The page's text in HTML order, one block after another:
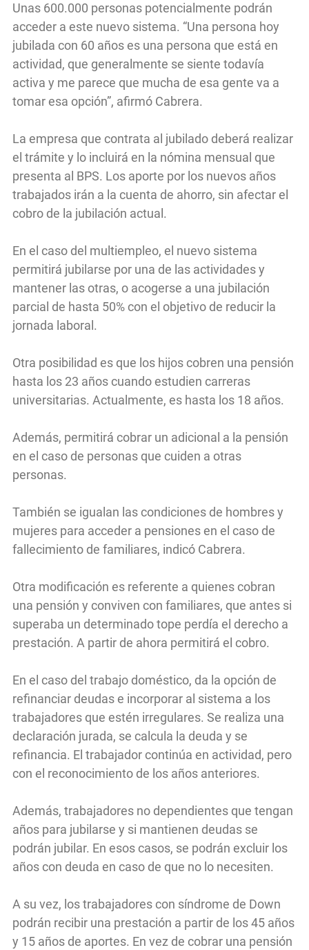
Unas 600.000 personas potencialmente podrán
acceder a este nuevo sistema. “Una persona hoy
jubilada con 60 años es una persona que está en
actividad, que generalmente se siente todavía
activa y me parece que mucha de esa gente va a
tomar esa opción”, afirmó Cabrera.
La empresa que contrata al jubilado deberá realizar
el trámite y lo incluirá en la nómina mensual que
presenta al BPS. Los aporte por los nuevos años
trabajados irán a la cuenta de ahorro, sin afectar el
cobro de la jubilación actual.
En el caso del multiempleo, el nuevo sistema
permitirá jubilarse por una de las actividades y
mantener las otras, o acogerse a una jubilación
parcial de hasta 50% con el objetivo de reducir la
jornada laboral.
Otra posibilidad es que los hijos cobren una pensión
hasta los 23 años cuando estudien carreras
universitarias. Actualmente, es hasta los 18 años.
Además, permitirá cobrar un adicional a la pensión
en el caso de personas que cuiden a otras
personas.
También se igualan las condiciones de hombres y
mujeres para acceder a pensiones en el caso de
fallecimiento de familiares, indicó Cabrera.
Otra modificación es referente a quienes cobran
una pensión y conviven con familiares, que antes si
superaba un determinado tope perdía el derecho a
prestación. A partir de ahora permitirá el cobro.
En el caso del trabajo doméstico, da la opción de
refinanciar deudas e incorporar al sistema a los
trabajadores que estén irregulares. Se realiza una
declaración jurada, se calcula la deuda y se
refinancia. El trabajador continúa en actividad, pero
con el reconocimiento de los años anteriores.
Además, trabajadores no dependientes que tengan
años para jubilarse y si mantienen deudas se
podrán jubilar. En esos casos, se podrán excluir los
años con deuda en caso de que no lo necesiten.
A su vez, los trabajadores con síndrome de Down
podrán recibir una prestación a partir de los 45 años
y 15 años de aportes. En vez de cobrar una pensión